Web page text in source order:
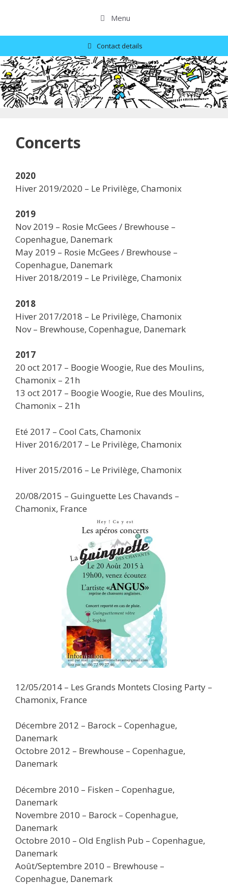
Menu
Contact details
Concerts
2020
Hiver 2019/2020 – Le Privilège, Chamonix
2019
Nov 2019 – Rosie McGees / Brewhouse –
Copenhague, Danemark
May 2019 – Rosie McGees / Brewhouse –
Copenhague, Danemark
Hiver 2018/2019 – Le Privilège, Chamonix
2018
Hiver 2017/2018 – Le Privilège, Chamonix
Nov – Brewhouse, Copenhague, Danemark
2017
20 oct 2017 – Boogie Woogie, Rue des Moulins,
Chamonix – 21h
13 oct 2017 – Boogie Woogie, Rue des Moulins,
Chamonix – 21h
Eté 2017 – Cool Cats, Chamonix
Hiver 2016/2017 – Le Privilège, Chamonix
Hiver 2015/2016 – Le Privilège, Chamonix
20/08/2015 – Guinguette Les Chavands –
Chamonix, France
12/05/2014 – Les Grands Montets Closing Party –
Chamonix, France
Décembre 2012 – Barock – Copenhague,
Danemark
Octobre 2012 – Brewhouse – Copenhague,
Danemark
Décembre 2010 – Fisken – Copenhague,
Danemark
Novembre 2010 – Barock – Copenhague,
Danemark
Octobre 2010 – Old English Pub – Copenhague,
Danemark
Août/Septembre 2010 – Brewhouse –
Copenhague, Danemark